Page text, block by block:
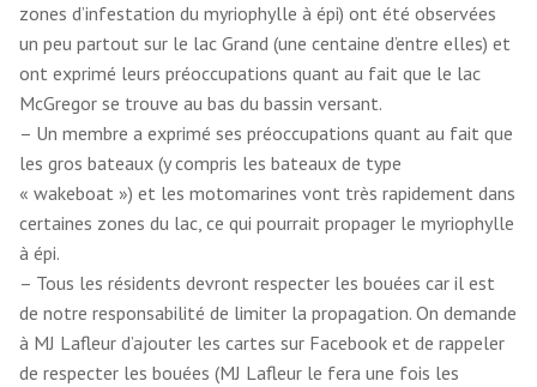
zones d’infestation du myriophylle à épi) ont été observées
un peu partout sur le lac Grand (une centaine d’entre elles) et
ont exprimé leurs préoccupations quant au fait que le lac
McGregor se trouve au bas du bassin versant.
– Un membre a exprimé ses préoccupations quant au fait que
les gros bateaux (y compris les bateaux de type
« wakeboat ») et les motomarines vont très rapidement dans
certaines zones du lac, ce qui pourrait propager le myriophylle
à épi.
– Tous les résidents devront respecter les bouées car il est
de notre responsabilité de limiter la propagation. On demande
à MJ Lafleur d’ajouter les cartes sur Facebook et de rappeler
de respecter les bouées (MJ Lafleur le fera une fois les